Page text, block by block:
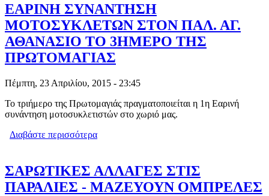
ΕΑΡΙΝΗ ΣΥΝΑΝΤΗΣΗ
ΜΟΤΟΣΥΚΛΕΤΩΝ ΣΤΟΝ ΠΑΛ. ΑΓ.
ΑΘΑΝΑΣΙΟ ΤΟ 3ΗΜΕΡΟ ΤΗΣ
ΠΡΩΤΟΜΑΓΙΑΣ
Πέμπτη, 23 Απριλίου, 2015 - 23:45
Το τριήμερο της Πρωτομαγιάς πραγματοποιείται η 1η Εαρινή
συνάντηση μοτοσυκλετιστών στο χωριό μας.
Διαβάστε περισσότερα
ΠΡΩΤΟΜΑΓΙΑΣ
ΣΑΡΩΤΙΚΕΣ ΑΛΛΑΓΕΣ ΣΤΙΣ
ΠΑΡΑΛΙΕΣ - ΜΑΖΕΥΟΥΝ ΟΜΠΡΕΛΕΣ